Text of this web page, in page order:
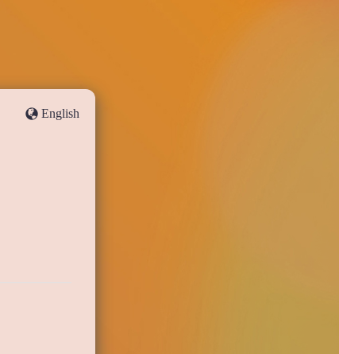
English